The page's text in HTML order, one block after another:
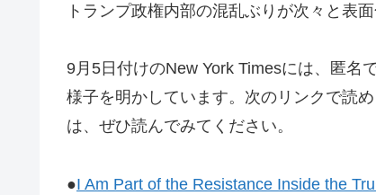
トランプ政権内部の混乱ぶりが次々と表面
9月5日付けのNew York Timesには、匿名
様子を明かしています。次のリンクで読
は、ぜひ読んでみてください。
●I Am Part of the Resistance Inside the